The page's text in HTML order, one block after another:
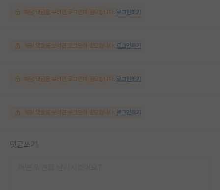
해당 댓글을 보려면 로그인이 필요합니다. 로그인하기
해당 댓글을 보려면 로그인이 필요합니다. 로그인하기
해당 댓글을 보려면 로그인이 필요합니다. 로그인하기
해당 댓글을 보려면 로그인이 필요합니다. 로그인하기
댓글쓰기